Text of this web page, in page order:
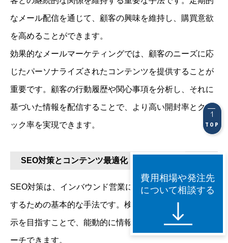
なメール配信を通じて、顧客の興味を維持し、購買意欲
を高めることができます。
効果的なメールマーケティングでは、顧客のニーズに応
じたパーソナライズされたコンテンツを提供することが
重要です。顧客の行動履歴や関心事項を分析し、それに
基づいた情報を配信することで、より高い開封率とクリ
ック率を実現できます。
SEO対策とコンテンツ最適化
SEO対策は、インバウンド営業において見込み客を獲得
するための基本的な手法です。検索エンジンでの上位表
示を目指すことで、能動的に情報を求める顧客にアプロ
ーチできます。
TOP
費用相場や発注先
について相談する